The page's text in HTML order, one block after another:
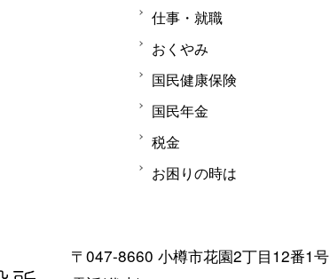
仕事・就職
おくやみ
国民健康保険
国民年金
税金
お困りの時は
〒047-8660 小樽市花園2丁目12番1号